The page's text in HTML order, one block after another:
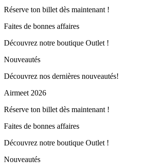
Réserve ton billet dès maintenant !
Faites de bonnes affaires
Découvrez notre boutique Outlet !
Nouveautés
Découvrez nos dernières nouveautés!
Airmeet 2026
Réserve ton billet dès maintenant !
Faites de bonnes affaires
Découvrez notre boutique Outlet !
Nouveautés